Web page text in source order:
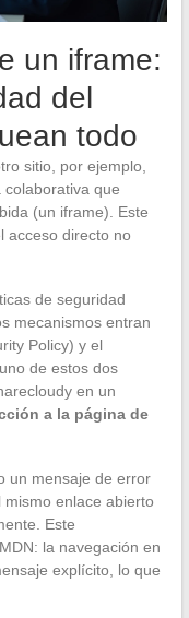
un iframe:
del
todo
sitio, por ejemplo,
que
(un iframe). Este
acceso directo no
de seguridad
mecanismos entran
Policy) y el
de estos dos
en un
a la página de
un mensaje de error
enlace abierto
Este
la navegación en
explícito, lo que